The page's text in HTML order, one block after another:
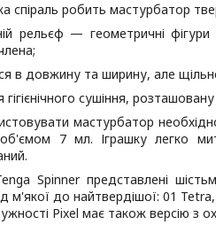
спіраль робить мастурбатор
рельєф — геометричні
в довжину та ширину, але
сушіння,
мастурбатор
7 мл. Іграшку легко
Spinner представлені
м'якої до найтвердішої: 01
Pixel має також версію